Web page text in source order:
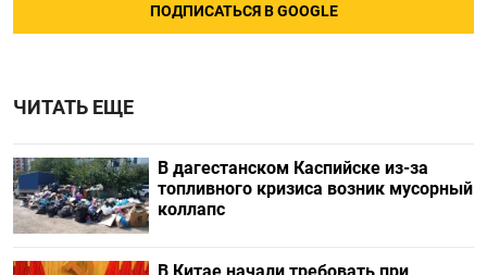
ПОДПИСАТЬСЯ В GOOGLE
ЧИТАТЬ ЕЩЕ
В дагестанском Каспийске из-за
топливного кризиса возник мусорный
коллапс